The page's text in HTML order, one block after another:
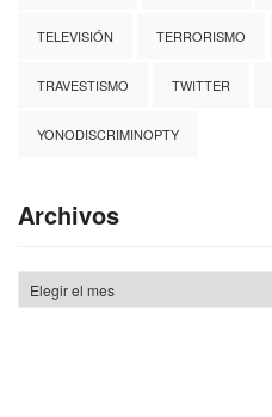
TELEVISIÓN TERRORISMO
TRAVESTISMO TWITTER
YONODISCRIMINOPTY
Archivos
Archivos